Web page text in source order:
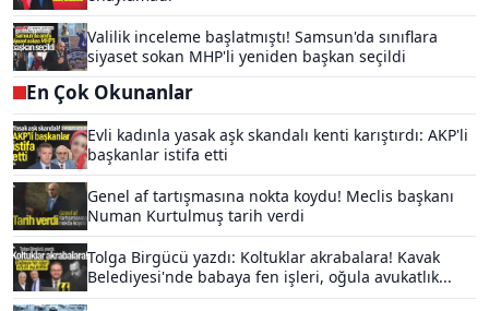
Valilik inceleme başlatmıştı! Samsun'da sınıflara
siyaset sokan MHP'li yeniden başkan seçildi
En Çok Okunanlar
Evli kadınla yasak aşk skandalı kenti karıştırdı: AKP'li
başkanlar istifa etti
Genel af tartışmasına nokta koydu! Meclis başkanı
Numan Kurtulmuş tarih verdi
Tolga Birgücü yazdı: Koltuklar akrabalara! Kavak
Belediyesi'nde babaya fen işleri, oğula avukatlık...